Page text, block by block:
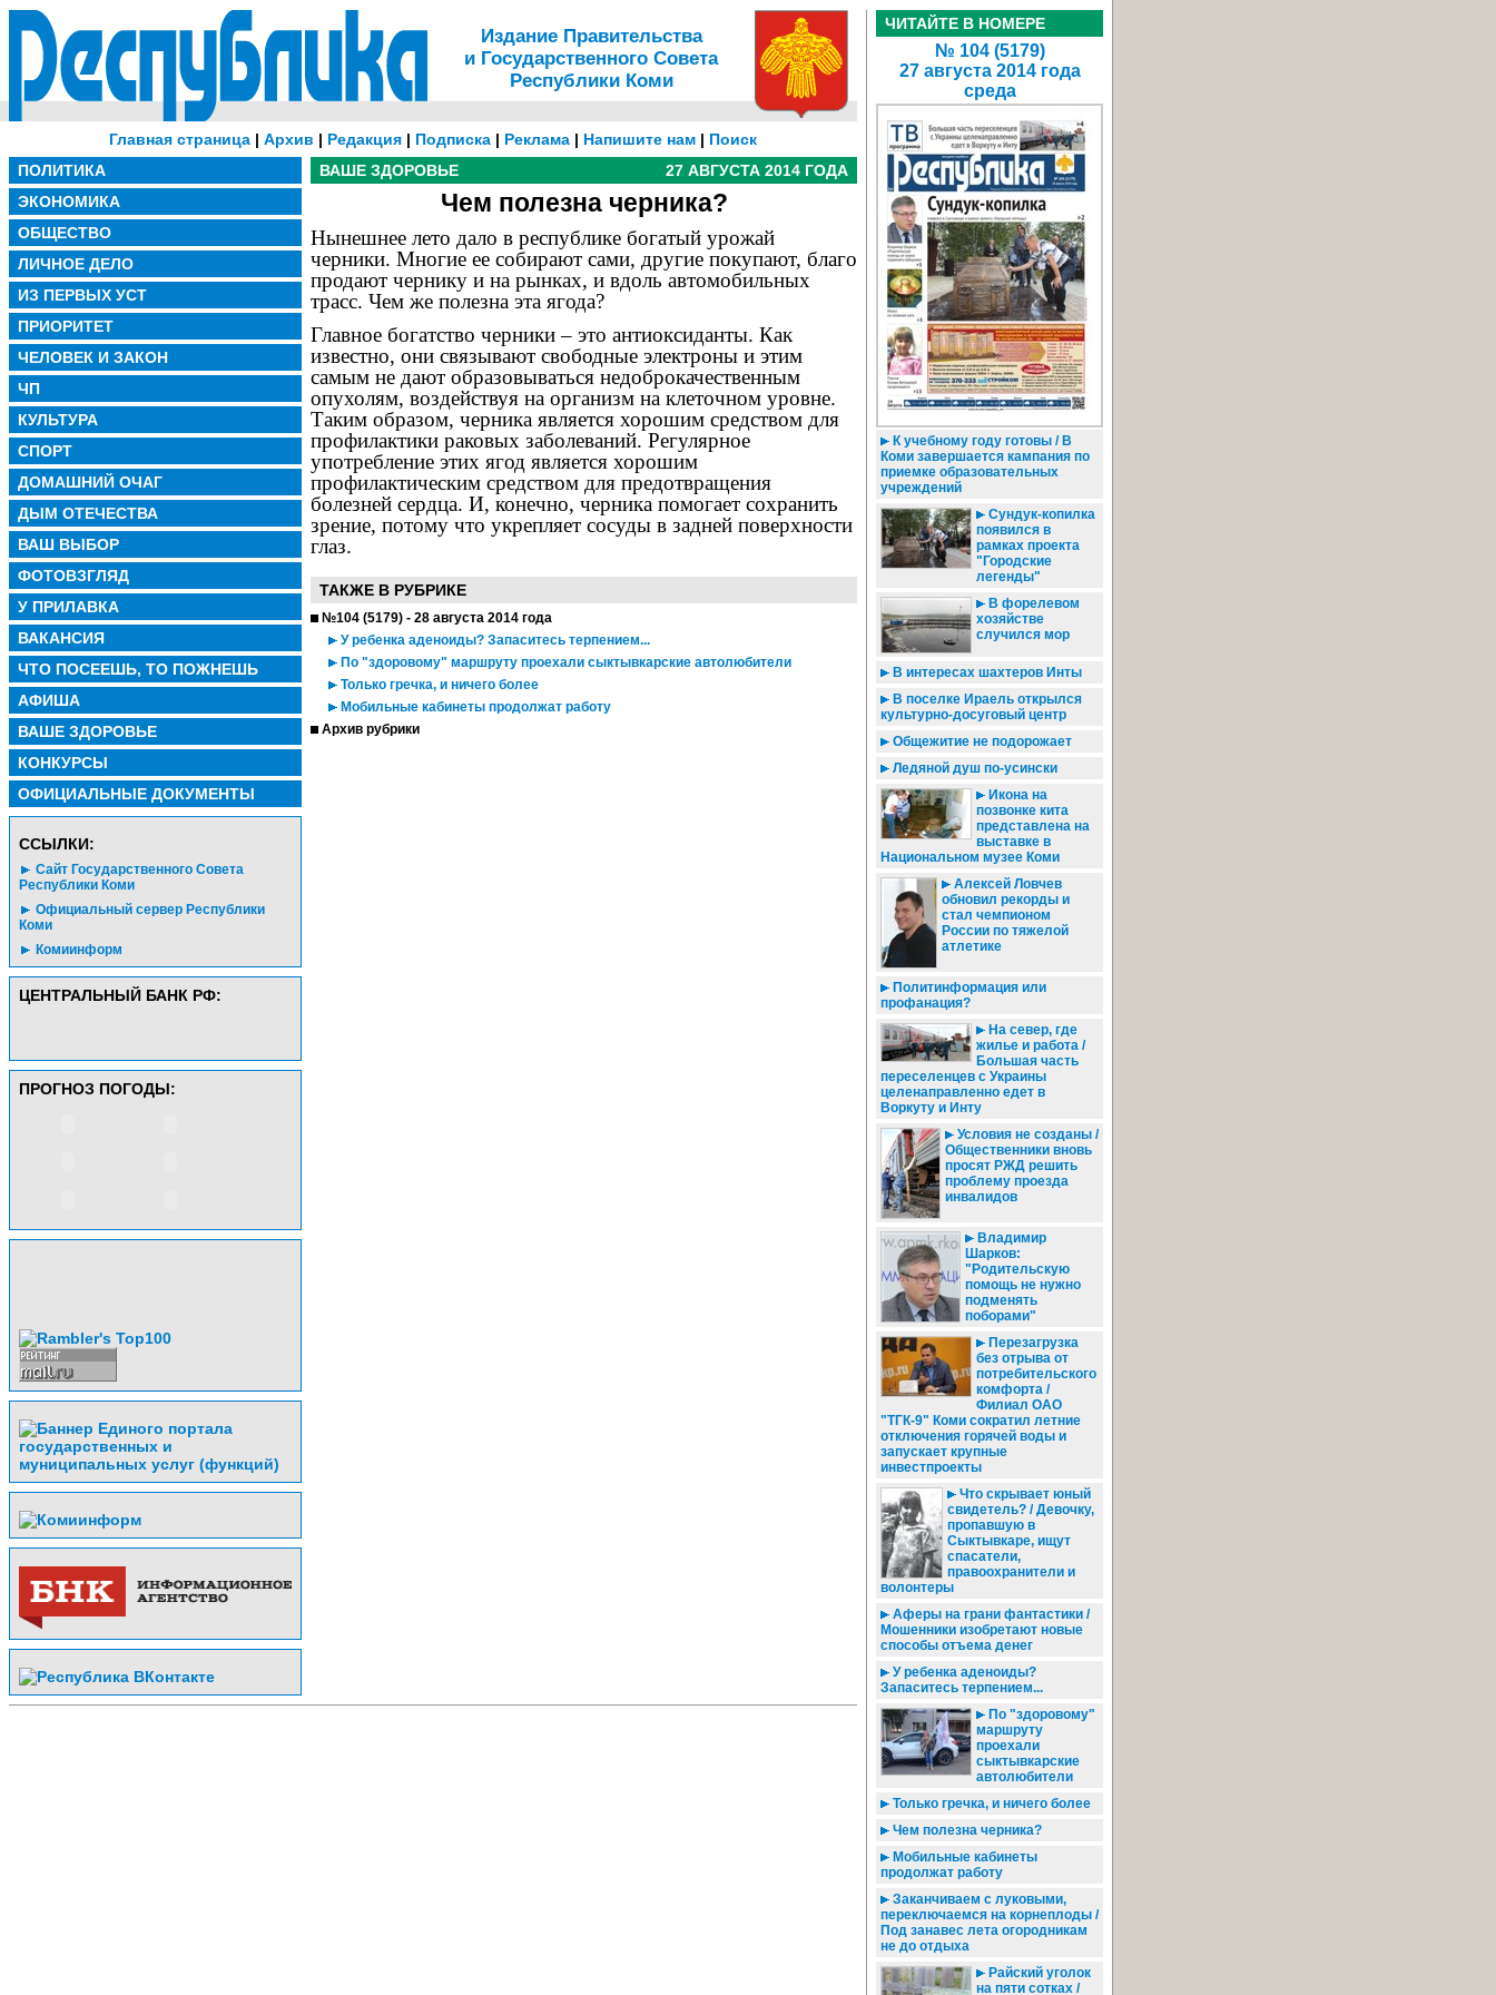
Издание Правительства
и Государственного Совета
Республики Коми
Главная страница | Архив | Редакция | Подписка | Реклама | Напишите нам | Поиск
ПОЛИТИКА
ЭКОНОМИКА
ОБЩЕСТВО
ЛИЧНОЕ ДЕЛО
ИЗ ПЕРВЫХ УСТ
ПРИОРИТЕТ
ЧЕЛОВЕК И ЗАКОН
ЧП
КУЛЬТУРА
СПОРТ
ДОМАШНИЙ ОЧАГ
ДЫМ ОТЕЧЕСТВА
ВАШ ВЫБОР
ФОТОВЗГЛЯД
У ПРИЛАВКА
ВАКАНСИЯ
ЧТО ПОСЕЕШЬ, ТО ПОЖНЕШЬ
АФИША
ВАШЕ ЗДОРОВЬЕ
КОНКУРСЫ
ОФИЦИАЛЬНЫЕ ДОКУМЕНТЫ
CСЫЛКИ:
Сайт Государственного Совета
Республики Коми
Официальный сервер Республики
Коми
Комиинформ
ЦЕНТРАЛЬНЫЙ БАНК РФ:
ПРОГНОЗ ПОГОДЫ:
ВАШЕ ЗДОРОВЬЕ 27 АВГУСТА 2014 ГОДА
Чем полезна черника?
Нынешнее лето дало в республике богатый урожай
черники. Многие ее собирают сами, другие покупают, благо
продают чернику и на рынках, и вдоль автомобильных
трасс. Чем же полезна эта ягода?
Главное богатство черники – это антиоксиданты. Как
известно, они связывают свободные электроны и этим
самым не дают образовываться недоброкачественным
опухолям, воздействуя на организм на клеточном уровне.
Таким образом, черника является хорошим средством для
профилактики раковых заболеваний. Регулярное
употребление этих ягод является хорошим
профилактическим средством для предотвращения
болезней сердца. И, конечно, черника помогает сохранить
зрение, потому что укрепляет сосуды в задней поверхности
глаз.
ТАКЖЕ В РУБРИКЕ
№104 (5179) - 28 августа 2014 года
У ребенка аденоиды? Запаситесь терпением...
По "здоровому" маршруту проехали сыктывкарские автолюбители
Только гречка, и ничего более
Мобильные кабинеты продолжат работу
Архив рубрики
ЧИТАЙТЕ В НОМЕРЕ
№ 104 (5179)
27 августа 2014 года
среда
К учебному году готовы / В
Коми завершается кампания по
приемке образовательных
учреждений
Сундук-копилка
появился в
рамках проекта
"Городские
легенды"
В форелевом
хозяйстве
случился мор
В интересах шахтеров Инты
В поселке Ираель открылся
культурно-досуговый центр
Общежитие не подорожает
Ледяной душ по-усински
Икона на
позвонке кита
представлена на
выставке в
Национальном музее Коми
Алексей Ловчев
обновил рекорды и
стал чемпионом
России по тяжелой
атлетике
Политинформация или
профанация?
На север, где
жилье и работа /
Большая часть
переселенцев с Украины
целенаправленно едет в
Воркуту и Инту
Условия не созданы /
Общественники вновь
просят РЖД решить
проблему проезда
инвалидов
Владимир
Шарков:
"Родительскую
помощь не нужно
подменять
поборами"
Перезагрузка
без отрыва от
потребительского
комфорта /
Филиал ОАО
"ТГК-9" Коми сократил летние
отключения горячей воды и
запускает крупные
инвестпроекты
Что скрывает юный
свидетель? / Девочку,
пропавшую в
Сыктывкаре, ищут
спасатели,
правоохранители и
волонтеры
Аферы на грани фантастики /
Мошенники изобретают новые
способы отъема денег
У ребенка аденоиды?
Запаситесь терпением...
По "здоровому"
маршруту
проехали
сыктывкарские
автолюбители
Только гречка, и ничего более
Чем полезна черника?
Мобильные кабинеты
продолжат работу
Заканчиваем с луковыми,
переключаемся на корнеплоды /
Под занавес лета огородникам
не до отдыха
Райский уголок
на пяти сотках /